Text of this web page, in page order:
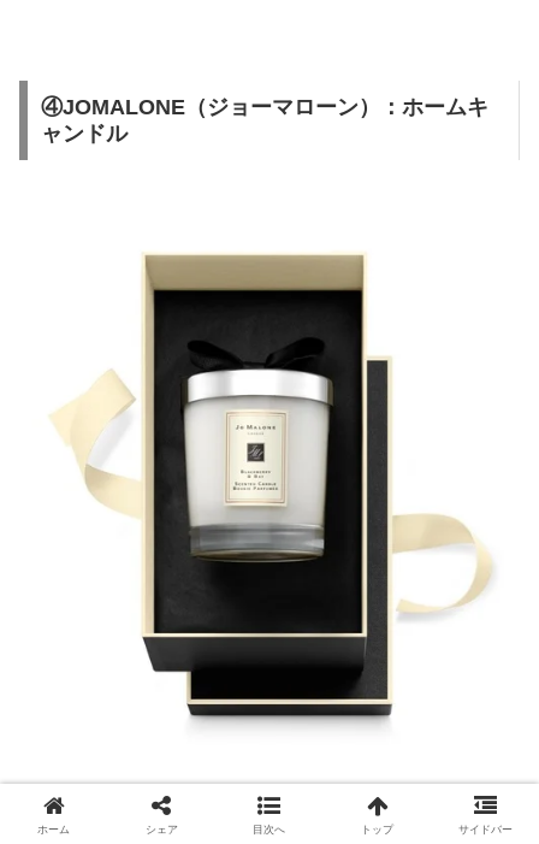
④JOMALONE（ジョーマローン）：ホームキ
ャンドル
出典：https://zozo.jp/
ホーム シェア 目次へ トップ サイドバー